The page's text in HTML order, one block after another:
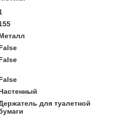
для туалетной